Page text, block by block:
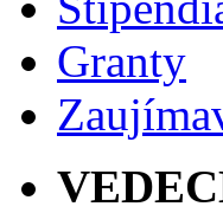
Granty